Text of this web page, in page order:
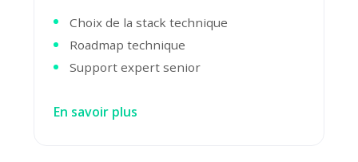
Choix de la stack technique
Roadmap technique
Support expert senior
En savoir plus